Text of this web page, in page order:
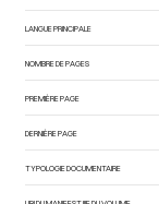
LANGUE PRINCIPALE
NOMBRE DE PAGES
PREMIÈRE PAGE
DERNIÈRE PAGE
TYPOLOGIE DOCUMENTAIRE